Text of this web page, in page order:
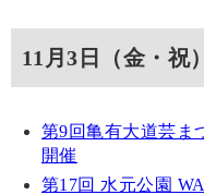
11月3日（金・祝）
第9回亀有大道芸ま
開催
第17回 水元公園